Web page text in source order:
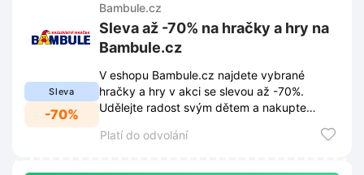
Sleva
-70%
Bambule.cz
Sleva až -70% na hračky a hry na
Bambule.cz
V eshopu Bambule.cz najdete vybrané
hračky a hry v akci se slevou až -70%.
Udělejte radost svým dětem a nakupte
Platí do odvolání